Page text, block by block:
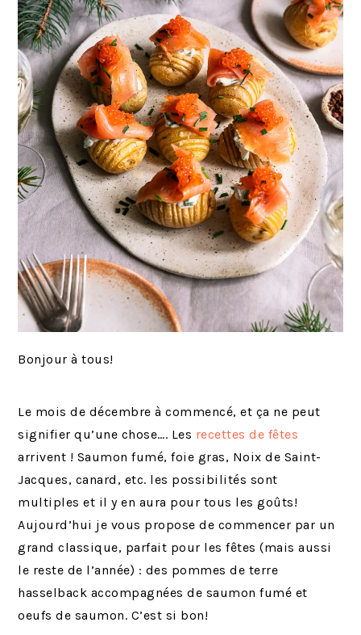
Bonjour à tous!
Le mois de décembre à commencé, et ça ne peut
signifier qu’une chose…. Les recettes de fêtes
arrivent ! Saumon fumé, foie gras, Noix de Saint-
Jacques, canard, etc. les possibilités sont
multiples et il y en aura pour tous les goûts!
Aujourd’hui je vous propose de commencer par un
grand classique, parfait pour les fêtes (mais aussi
le reste de l’année) : des pommes de terre
hasselback accompagnées de saumon fumé et
oeufs de saumon. C’est si bon!